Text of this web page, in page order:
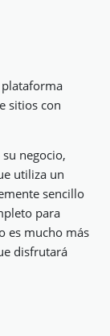
sitios con
negocio,
utiliza un
sencillo
para
es mucho más
disfrutará